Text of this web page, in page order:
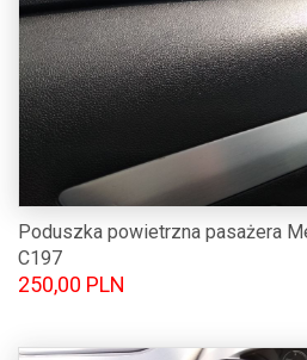
Poduszka powietrzna pasażera
C197
250,00 PLN